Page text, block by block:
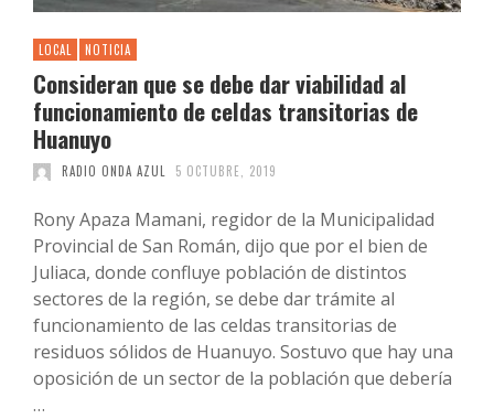
LOCAL NOTICIA
Consideran que se debe dar viabilidad al
funcionamiento de celdas transitorias de
Huanuyo
RADIO ONDA AZUL 5 OCTUBRE, 2019
Rony Apaza Mamani, regidor de la Municipalidad
Provincial de San Román, dijo que por el bien de
Juliaca, donde confluye población de distintos
sectores de la región, se debe dar trámite al
funcionamiento de las celdas transitorias de
residuos sólidos de Huanuyo. Sostuvo que hay una
oposición de un sector de la población que debería
…